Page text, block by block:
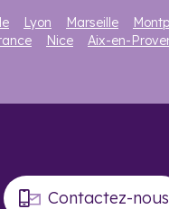
Lyon Marseille
Nice Aix-en-
Contactez-nous